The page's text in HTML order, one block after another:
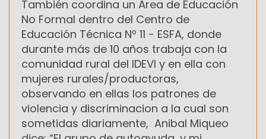
También coordina un Área de Educación
No Formal dentro del Centro de
Educación Técnica Nº 11 - ESFA, donde
durante más de 10 años trabaja con la
comunidad rural del IDEVI y en ella con
mujeres rurales/productoras,
observando en ellas los patrones de
violencia y discriminacion a la cual son
sometidas diariamente, Anibal Miqueo